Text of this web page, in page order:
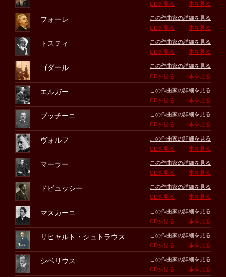
CDを見る
本を見る
フォーレ
この作曲家の詳細を見る
CDを見る
本を見る
トスティ
この作曲家の詳細を見る
CDを見る
本を見る
ゴダール
この作曲家の詳細を見る
CDを見る
本を見る
エルガー
この作曲家の詳細を見る
CDを見る
本を見る
プッチーニ
この作曲家の詳細を見る
CDを見る
本を見る
ヴォルフ
この作曲家の詳細を見る
CDを見る
本を見る
マーラー
この作曲家の詳細を見る
CDを見る
本を見る
ドビュッシー
この作曲家の詳細を見る
CDを見る
本を見る
マスカーニ
この作曲家の詳細を見る
CDを見る
本を見る
リヒャルト・シュトラウス
この作曲家の詳細を見る
CDを見る
本を見る
シベリウス
この作曲家の詳細を見る
CDを見る
本を見る